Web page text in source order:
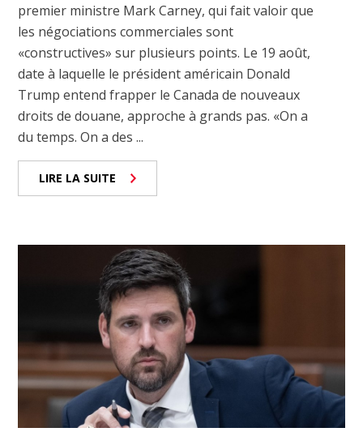
premier ministre Mark Carney, qui fait valoir que
les négociations commerciales sont
«constructives» sur plusieurs points. Le 19 août,
date à laquelle le président américain Donald
Trump entend frapper le Canada de nouveaux
droits de douane, approche à grands pas. «On a
du temps. On a des ...
LIRE LA SUITE